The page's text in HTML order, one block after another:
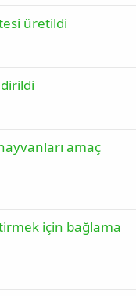
üretildi
amaç
için bağlama